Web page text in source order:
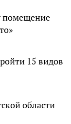
помещение
15 видов
области